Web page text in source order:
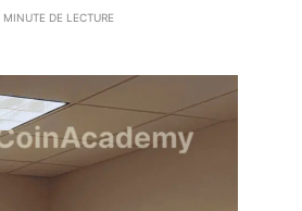
MINUTE DE LECTURE